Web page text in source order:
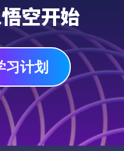
空开始
习计划